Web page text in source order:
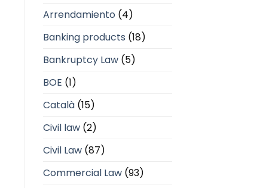
Arrendamiento (4)
Banking products (18)
Bankruptcy Law(5)
BOE (1)
Català(15)
Civil law(2)
Civil Law(87)
Commercial Law(93)